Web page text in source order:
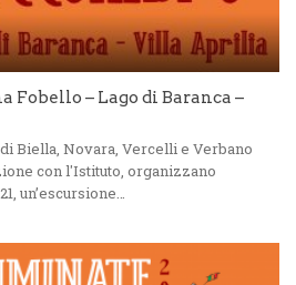
– Lago di Baranca –
Biella, Novara, Vercelli e Verbano
con l'Istituto, organizzano
un’escursione…